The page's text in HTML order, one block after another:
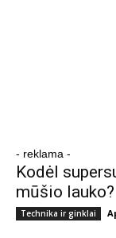
- reklama -
Kodėl
mūšio lauko?
Technika ir ginklai